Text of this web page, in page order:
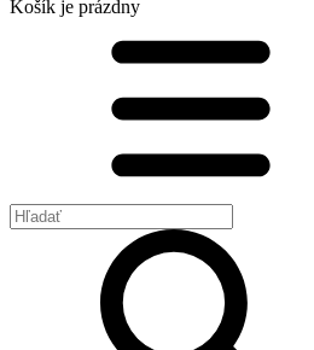
Košík je prázdny